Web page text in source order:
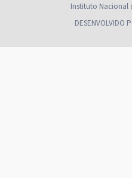
Instituto Nacional
DESENVOLVIDO